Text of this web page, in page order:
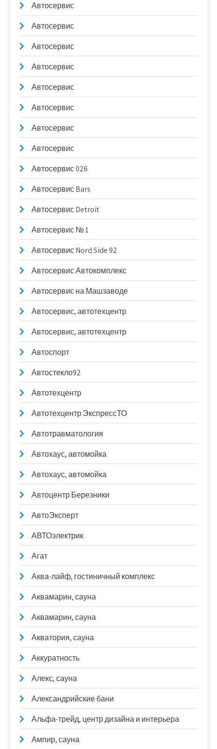
Автосервис
Автосервис
Автосервис
Автосервис
Автосервис
Автосервис
Автосервис
Автосервис
Автосервис 026
Автосервис Bars
Автосервис Detroit
Автосервис № 1
Автосервис Nord Side 92
Автосервис Автокомплекс
Автосервис на Машзаводе
Автосервис, автотехцентр
Автосервис, автотехцентр
Автоспорт
Автостекло92
Автотехцентр
Автотехцентр ЭкспрессТО
Автотравматология
Автохаус, автомойка
Автохаус, автомойка
Автоцентр Березники
АвтоЭксперт
АВТОэлектрик
Агат
Аква-лайф, гостиничный комплекс
Аквамарин, сауна
Аквамарин, сауна
Акватория, сауна
Аккуратность
Алекс, сауна
Александрийские бани
Альфа-трейд, центр дизайна и интерьера
Ампир, сауна